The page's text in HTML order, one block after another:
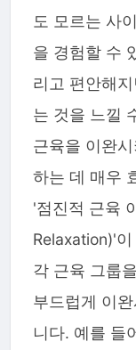
도 모르는 사
을 경험할 수
리고 편안해
는 것을 느낄
근육을 이완
하는 데 매우
'점진적 근육
Relaxation)'
각 근육 그룹
부드럽게 이
니다. 예를 들